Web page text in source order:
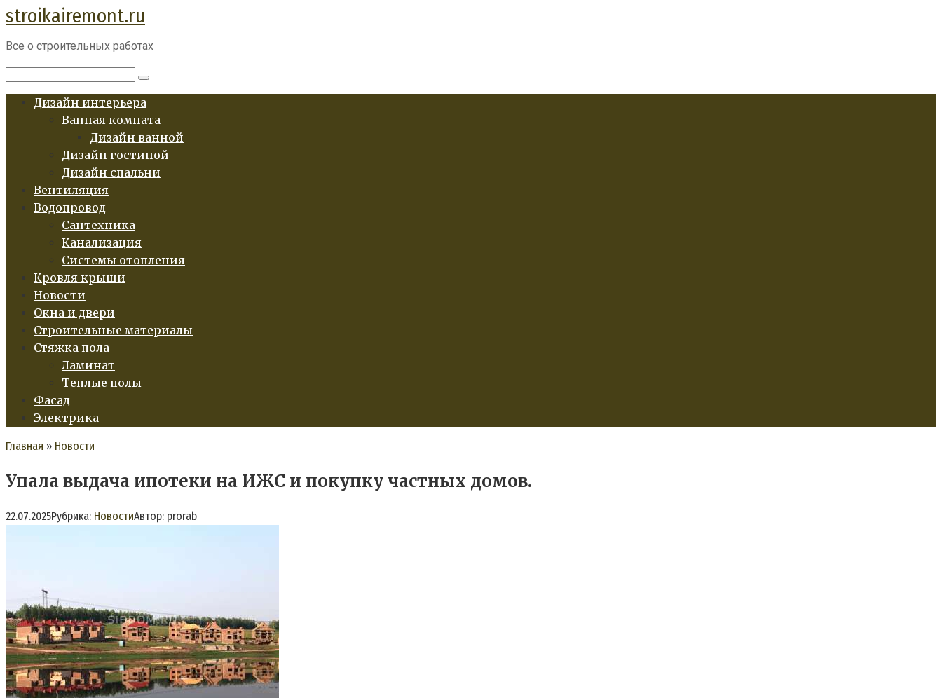
Перейти
к
контенту
stroikairemont.ru
Все о строительных работах
Дизайн интерьера
Ванная комната
Дизайн ванной
Дизайн гостиной
Дизайн спальни
Вентиляция
Водопровод
Сантехника
Канализация
Системы отопления
Кровля крыши
Новости
Окна и двери
Строительные материалы
Стяжка пола
Ламинат
Теплые полы
Фасад
Электрика
Главная » Новости
Упала выдача ипотеки на ИЖС и покупку частных домов.
22.07.2025Рубрика: НовостиАвтор: prorab